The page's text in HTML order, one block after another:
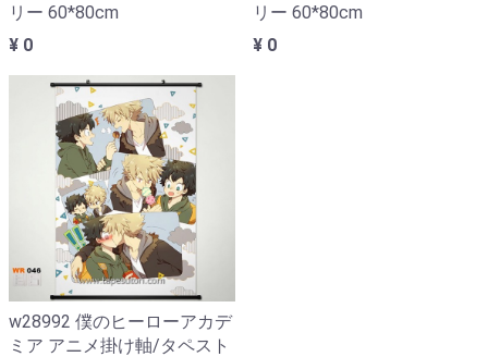
リー 60*80cm
¥ 0
リー 60*80cm
¥ 0
w28992 僕のヒーローアカデ
ミア アニメ掛け軸/タペスト